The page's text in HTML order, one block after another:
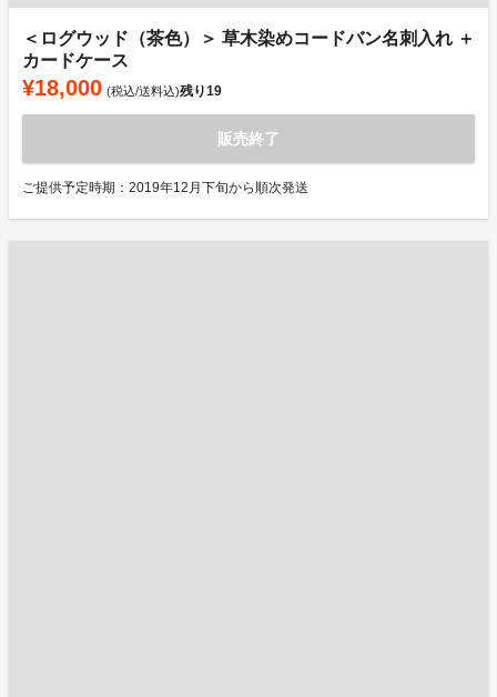
＜ログウッド（茶色）＞ 草木染めコードバン名刺入れ ＋
カードケース
¥18,000 (税込/送料込)残り19
販売終了
ご提供予定時期：2019年12月下旬から順次発送